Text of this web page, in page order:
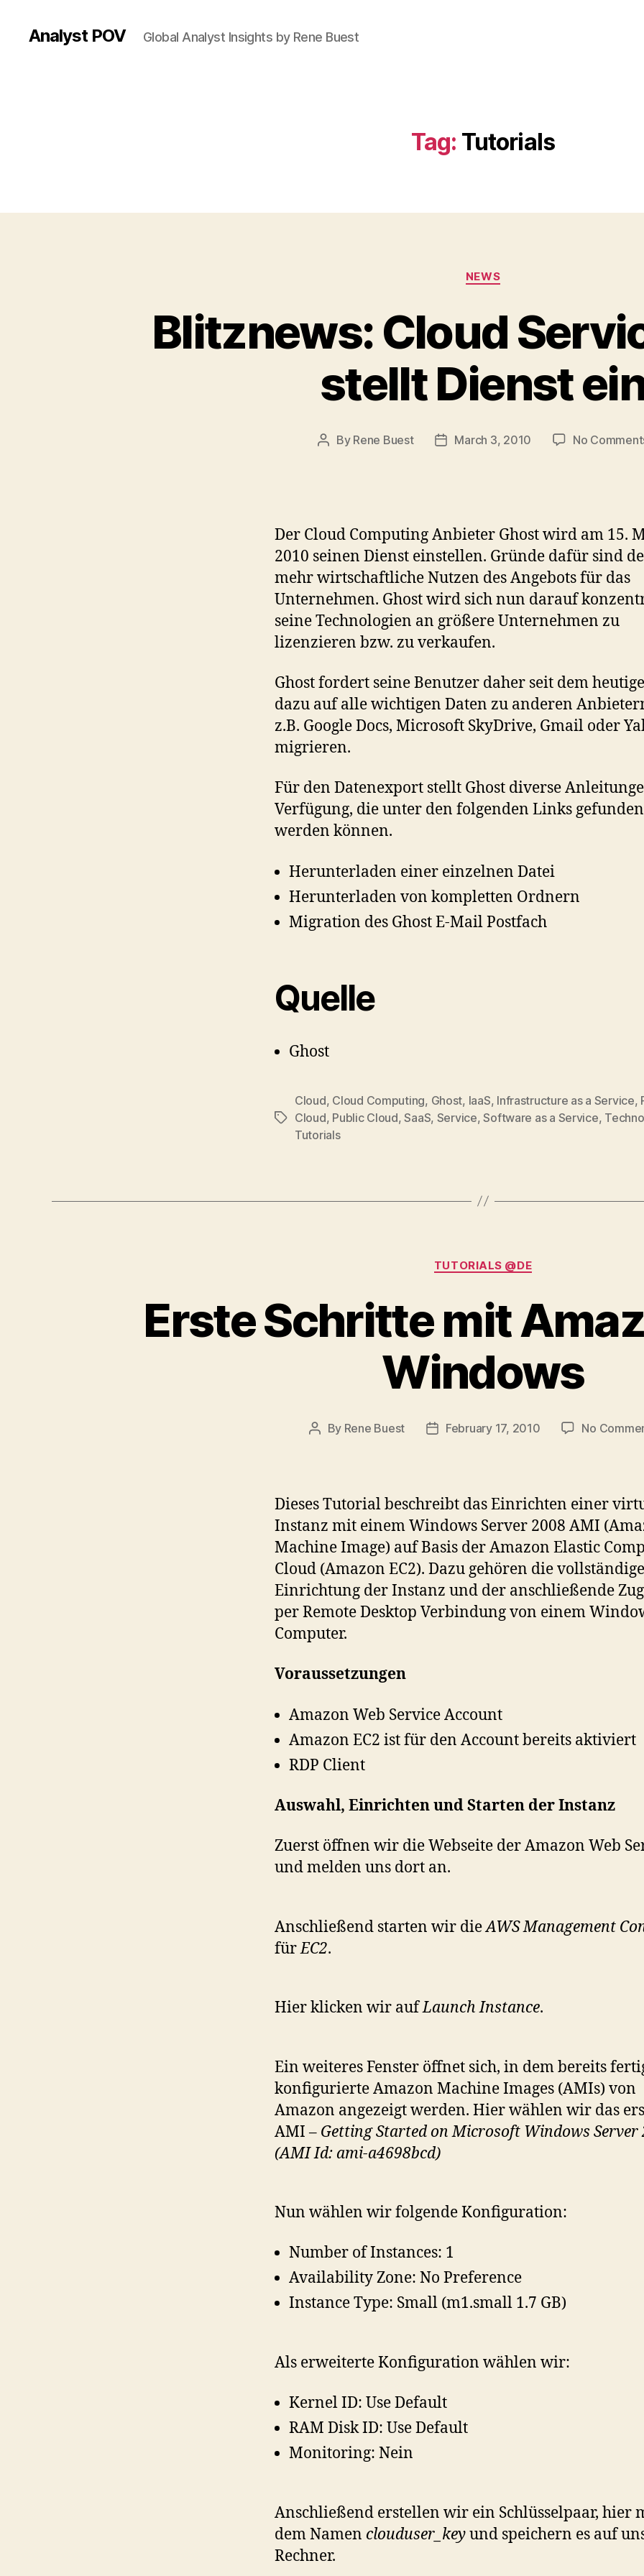
Analyst POV Global Analyst Insights by Rene Buest
Tag: Tutorials
Categories
NEWS
Blitznews: Cloud
stellt Dienst
Post
By Rene Buest
PostMarch 3, 2010 No
Der Cloud Computing Anbieter Ghost wird am 15.
2010 seinen Dienst einstellen. Gründe dafür sind
mehr wirtschaftliche Nutzen des Angebots für das
Unternehmen. Ghost wird sich nun darauf
seine Technologien an größere Unternehmen zu
lizenzieren bzw. zu verkaufen.
Ghost fordert seine Benutzer daher seit dem
dazu auf alle wichtigen Daten zu anderen
z.B. Google Docs, Microsoft SkyDrive, Gmail oder
migrieren.
Für den Datenexport stellt Ghost diverse
Verfügung, die unter den folgenden Links gefunden
werden können.
Herunterladen einer einzelnen Datei
Herunterladen von kompletten Ordnern
Migration des Ghost E-Mail Postfach
Quelle
Ghost
Tags
Cloud, Cloud Computing, Ghost, IaaS, Infrastructure as a Service,
Cloud, Public Cloud,SaaS, Service,Software as a Service,
Tutorials
Categories
TUTORIALS @DE
Erste Schritte mit
Windows
Post
By Rene Buest
PostFebruary 17, 2010 No
Dieses Tutorial beschreibt das Einrichten einer
Instanz mit einem Windows Server 2008 AMI
Machine Image) auf Basis der Amazon Elastic
Cloud (Amazon EC2). Dazu gehören die vollständige
Einrichtung der Instanz und der anschließende
per Remote Desktop Verbindung von einem
Computer.
Voraussetzungen
Amazon Web Service Account
Amazon EC2 ist für den Account bereits aktiviert
RDP Client
Auswahl, Einrichten und Starten der Instanz
Zuerst öffnen wir die Webseite der Amazon Web
und melden uns dort an.
Anschließend starten wir dieAWS Management
fürEC2.
Hier klicken wir aufLaunch Instance.
Ein weiteres Fenster öffnet sich, in dem bereits
konfigurierte Amazon Machine Images (AMIs) von
Amazon angezeigt werden. Hier wählen wir das
AMI – Getting Started on Microsoft Windows Server
(AMI Id: ami-a4698bcd)
Nun wählen wir folgende Konfiguration:
Number of Instances: 1
Availability Zone: No Preference
Instance Type: Small (m1.small 1.7 GB)
Als erweiterte Konfiguration wählen wir:
Kernel ID: Use Default
RAM Disk ID: Use Default
Monitoring: Nein
Anschließend erstellen wir ein Schlüsselpaar, hier
dem Namen clouduser_keyund speichern es auf
Rechner.